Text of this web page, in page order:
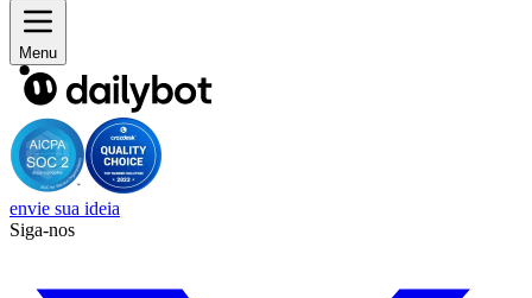
Menu
envie sua ideia
Siga-nos